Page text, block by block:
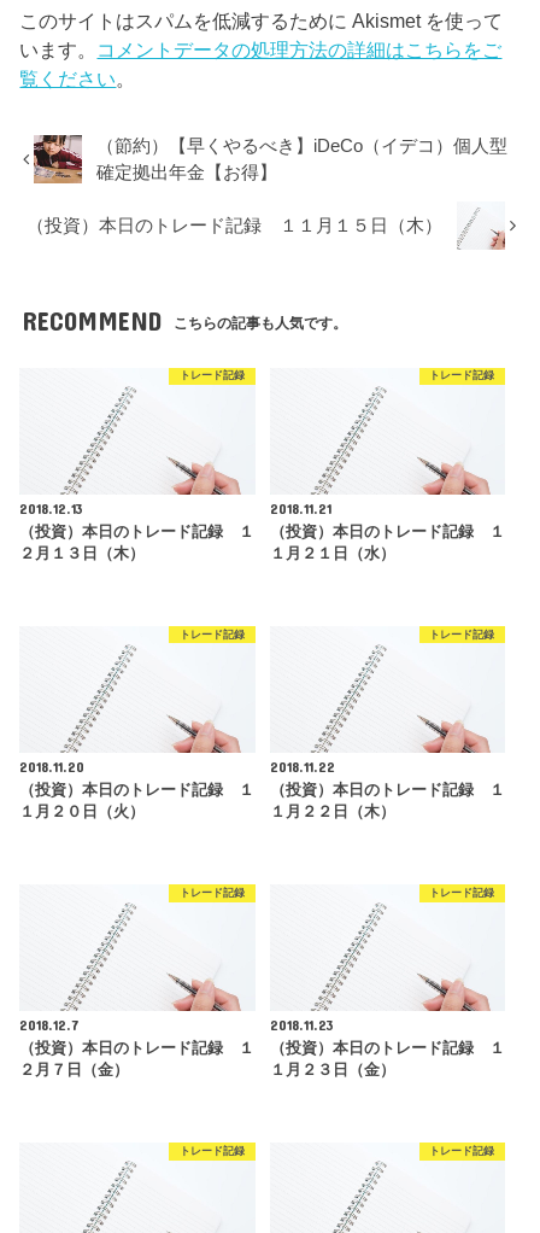
このサイトはスパムを低減するために Akismet を使って
います。 コメントデータの処理方法の詳細はこちらをご
覧ください。
（節約）【早くやるべき】iDeCo（イデコ）個人型
確定拠出年金【お得】
（投資）本日のトレード記録 １１月１５日（木）
RECOMMEND こちらの記事も人気です。
トレード記録
2018.12.13
（投資）本日のトレード記録 １
２月１３日（木）
トレード記録
2018.11.21
（投資）本日のトレード記録 １
１月２１日（水）
トレード記録
2018.11.20
（投資）本日のトレード記録 １
１月２０日（火）
トレード記録
2018.11.22
（投資）本日のトレード記録 １
１月２２日（木）
トレード記録
2018.12.7
（投資）本日のトレード記録 １
２月７日（金）
トレード記録
2018.11.23
（投資）本日のトレード記録 １
１月２３日（金）
トレード記録 トレード記録